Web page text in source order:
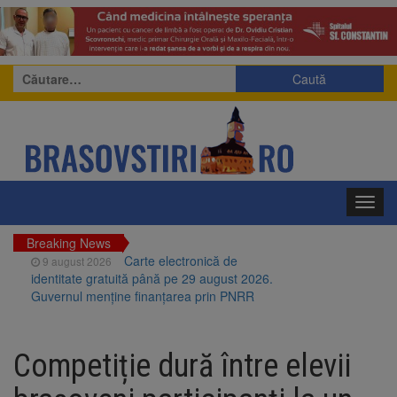
Caută
după:
Breaking News
9 august 2026
Carte electronică de
identitate gratuită până pe 29 august 2026.
Guvernul menține finanțarea prin PNRR
Brașovului vor fi restaurate. Contractul de
finanțare a fost semnat
Competiție dură între elevii